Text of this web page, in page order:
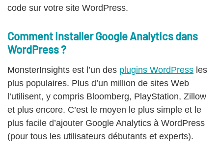
code sur votre site WordPress.
Comment installer Google Analytics dans
WordPress ?
MonsterInsights est l’un des plugins WordPress les
plus populaires. Plus d’un million de sites Web
l’utilisent, y compris Bloomberg, PlayStation, Zillow
et plus encore. C’est le moyen le plus simple et le
plus facile d’ajouter Google Analytics à WordPress
(pour tous les utilisateurs débutants et experts).